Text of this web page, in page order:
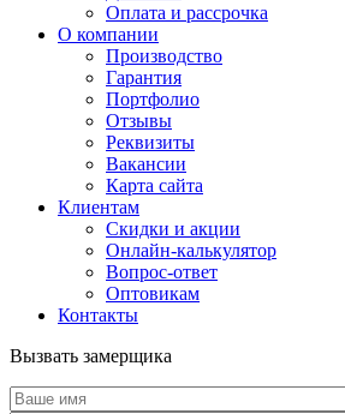
Оплата и рассрочка
О компании
Производство
Гарантия
Портфолио
Отзывы
Реквизиты
Вакансии
Карта сайта
Клиентам
Скидки и акции
Онлайн-калькулятор
Вопрос-ответ
Оптовикам
Контакты
Вызвать замерщика